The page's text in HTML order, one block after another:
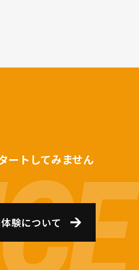
ートしてみません
験について